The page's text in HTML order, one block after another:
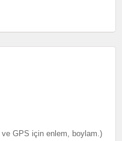
ve GPS için enlem, boylam.)